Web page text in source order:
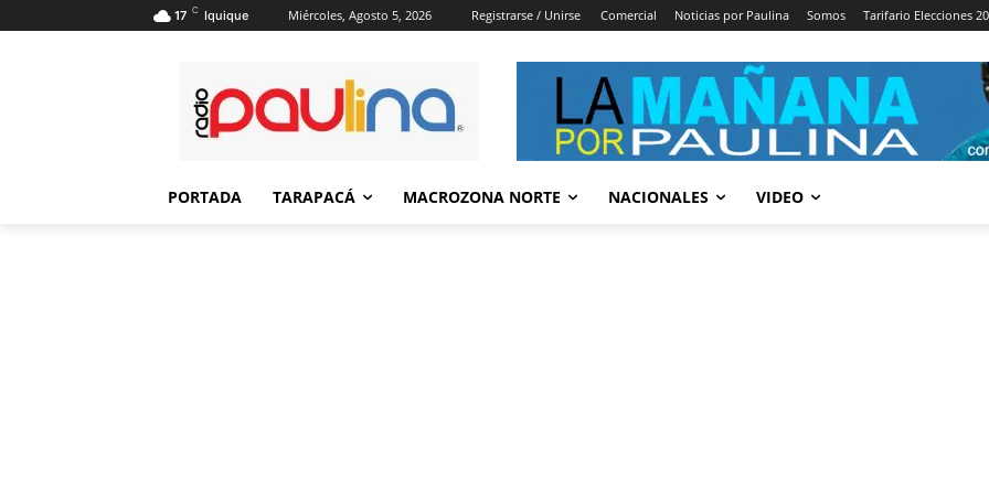
17 C Iquique Miércoles, Agosto 5, 2026 Registrarse / Unirse Comercial Noticias por Paulina Somos Tarifario Elecciones
PORTADA TARAPACÁ MACROZONA NORTE NACIONALES VIDEO